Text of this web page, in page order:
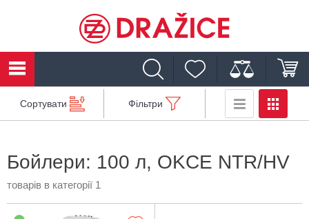
Сортувати Фільтри
Бойлери: 100 л, OKCE NTR/HV
товарів в категорії 1